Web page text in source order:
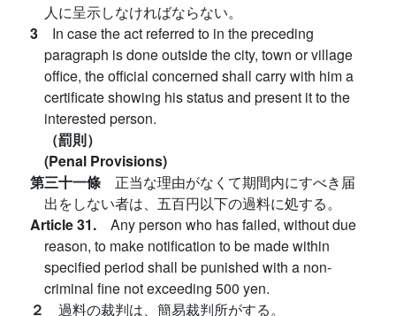
人に呈示しなければならない。
3 In case the act referred to in the preceding
paragraph is done outside the city, town or village
office, the official concerned shall carry with him a
certificate showing his status and present it to the
interested person.
（罰則）
(Penal Provisions)
第三十一條 正当な理由がなくて期間内にすべき届
出をしない者は、五百円以下の過料に処する。
Article 31. Any person who has failed, without due
reason, to make notification to be made within
specified period shall be punished with a non-
criminal fine not exceeding 500 yen.
２ 過料の裁判は、簡易裁判所がする。